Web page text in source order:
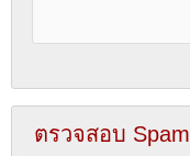
ตรวจสอบ Spam